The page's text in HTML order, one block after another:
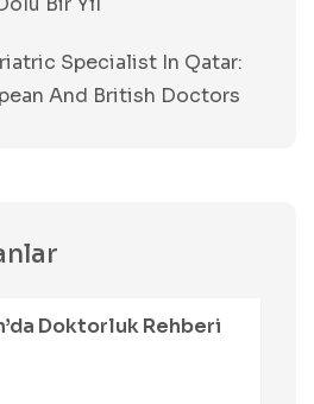
Specialist In Qatar:
And British Doctors
Doktorluk Rehberi